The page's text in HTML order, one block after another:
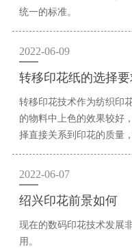
统一的标准。
2022-06-09
转移印花纸的选择
转移印花技术作为纺织印
的物料中上色的效果较好
择直接关系到印花的质量
2022-06-07
绍兴印花前景如何
现在的数码印花技术发展
用。